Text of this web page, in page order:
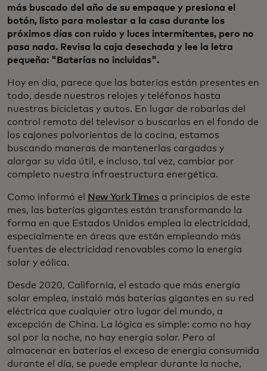
más buscado del año de su empaque y presiona el
botón, listo para molestar a la casa durante los
próximos días con ruido y luces intermitentes, pero no
pasa nada. Revisa la caja desechada y lee la letra
pequeña: "Baterías no incluidas".
Hoy en día, parece que las baterías están presentes en
todo, desde nuestros relojes y teléfonos hasta
nuestras bicicletas y autos. En lugar de robarlas del
control remoto del televisor o buscarlas en el fondo de
los cajones polvorientos de la cocina, estamos
buscando maneras de mantenerlas cargadas y
alargar su vida útil, e incluso, tal vez, cambiar por
completo nuestra infraestructura energética.
Como informó el New York Timesa principios de este
mes, las baterías gigantes están transformando la
forma en que Estados Unidos emplea la electricidad,
especialmente en áreas que están empleando más
fuentes de electricidad renovables como la energía
solar y eólica.
Desde 2020, California, el estado que más energía
solar emplea, instaló más baterías gigantes en su red
eléctrica que cualquier otro lugar del mundo, a
excepción de China. La lógica es simple: como no hay
sol por la noche, no hay energía solar. Pero al
almacenar en baterías el exceso de energía consumida
durante el día, se puede emplear durante la noche,